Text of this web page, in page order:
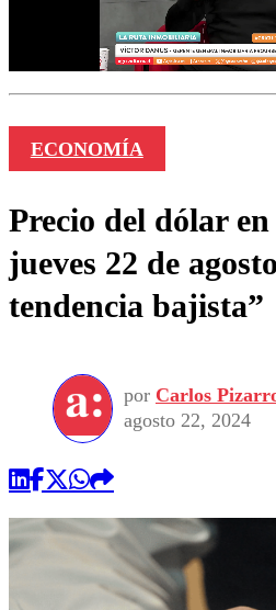
ECONOMÍA
Precio del dólar
jueves 22 de
tendencia bajista”
por Carlos
agosto 22, 2024